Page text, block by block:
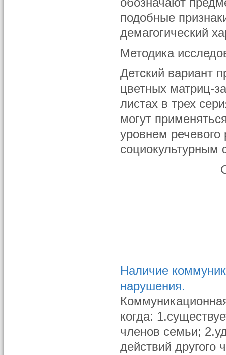
подобные
демагогический
Методика
Детский вариант
цветных матриц-
листах в трех
могут
уровнем
Наличие
нарушения.
когда:
членов семьи;
действий